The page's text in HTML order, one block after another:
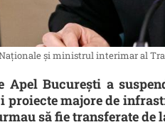
și ministrul interimar al
Apel București a
proiecte majore de
să fie transferate de